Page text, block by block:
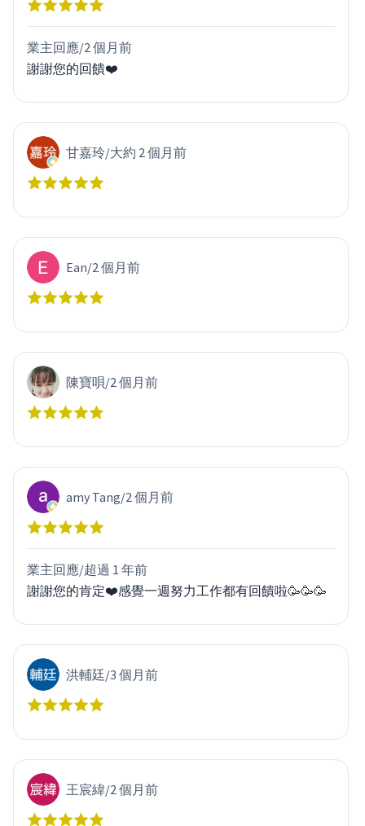
業主回應/2 個月前
謝謝您的回饋❤️
甘嘉玲/大約 2 個月前
Ean/2 個月前
陳寶唄/2 個月前
amy Tang/2 個月前
業主回應/超過 1 年前
謝謝您的肯定❤️感覺一週努力工作都有回饋啦🥳🥳🥳
洪輔廷/3 個月前
王宸緯/2 個月前